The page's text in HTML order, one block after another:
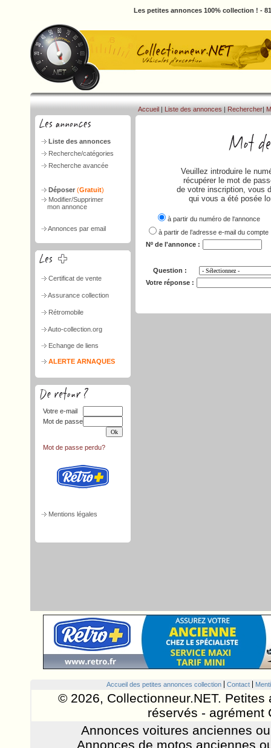
Les petites annonces 100% collection ! -
Liste des annonces
Recherche/catégories
Recherche avancée
Déposer (Gratuit)
Modifier/Supprimer
mon annonce
Annonces par email
Certificat de vente
Assurance collection
Rétromobile
Auto-collection.org
Echange de liens
ALERTE ARNAQUES
Votre e-mail
Mot de passe
Mot de passe perdu?
Mentions légales
Accueil | Liste des annonces | Rechercher|
Veuillez introduire le
récupérer le mot de
de votre inscription, vous
qui vous a été posée
à partir du numéro de l‘annonce
à partir de l’adresse e-mail du compte
Nº de l'annonce :
Question :
Votre réponse :
Accueil des petites annonces collection Contact
© 2026, Collectionneur.NET.
réservés - agrément
Annonces voitures anciennes
Annonces de motos anciennes